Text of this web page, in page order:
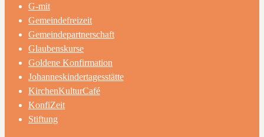
G-mit
Gemeindefreizeit
Gemeindepartnerschaft
Glaubenskurse
Goldene Konfirmation
Johanneskindertagesstätte
KirchenKulturCafé
KonfiZeit
Stiftung